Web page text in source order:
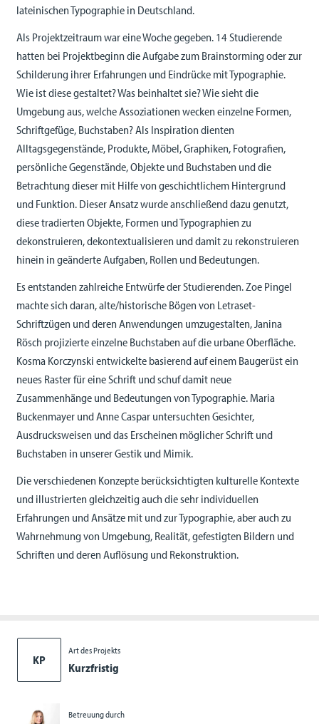
KP
Art des Projekts
Kurzfristig
Betreuung durch
lateinischen Typographie in Deutschland.
Als Projektzeitraum war eine Woche gegeben. 14 Studierende
hatten bei Projektbeginn die Aufgabe zum Brainstorming oder zur
Schilderung ihrer Erfahrungen und Eindrücke mit Typographie.
Wie ist diese gestaltet? Was beinhaltet sie? Wie sieht die
Umgebung aus, welche Assoziationen wecken einzelne Formen,
Schriftgefüge, Buchstaben? Als Inspiration dienten
Alltagsgegenstände, Produkte, Möbel, Graphiken, Fotografien,
persönliche Gegenstände, Objekte und Buchstaben und die
Betrachtung dieser mit Hilfe von geschichtlichem Hintergrund
und Funktion. Dieser Ansatz wurde anschließend dazu genutzt,
diese tradierten Objekte, Formen und Typographien zu
dekonstruieren, dekontextualisieren und damit zu rekonstruieren
hinein in geänderte Aufgaben, Rollen und Bedeutungen.
Es entstanden zahlreiche Entwürfe der Studierenden. Zoe Pingel
machte sich daran, alte/historische Bögen von Letraset-
Schriftzügen und deren Anwendungen umzugestalten, Janina
Rösch projizierte einzelne Buchstaben auf die urbane Oberfläche.
Kosma Korczynski entwickelte basierend auf einem Baugerüst ein
neues Raster für eine Schrift und schuf damit neue
Zusammenhänge und Bedeutungen von Typographie. Maria
Buckenmayer und Anne Caspar untersuchten Gesichter,
Ausdrucksweisen und das Erscheinen möglicher Schrift und
Buchstaben in unserer Gestik und Mimik.
Die verschiedenen Konzepte berücksichtigten kulturelle Kontexte
und illustrierten gleichzeitig auch die sehr individuellen
Erfahrungen und Ansätze mit und zur Typographie, aber auch zu
Wahrnehmung von Umgebung, Realität, gefestigten Bildern und
Schriften und deren Auflösung und Rekonstruktion.